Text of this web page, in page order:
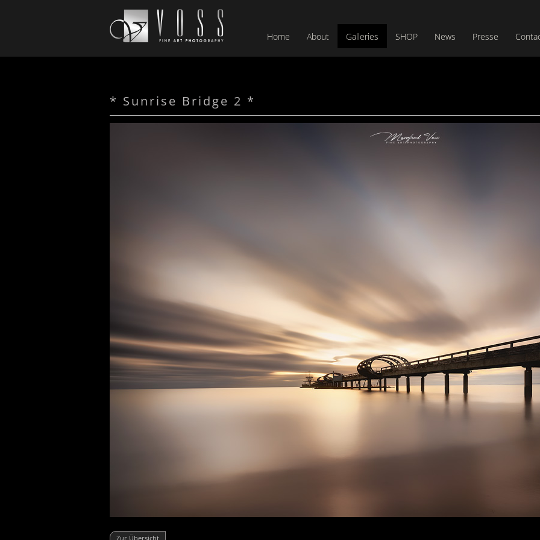
Home About Galleries SHOP News Presse
* Sunrise Bridge 2 *
Zur Übersicht